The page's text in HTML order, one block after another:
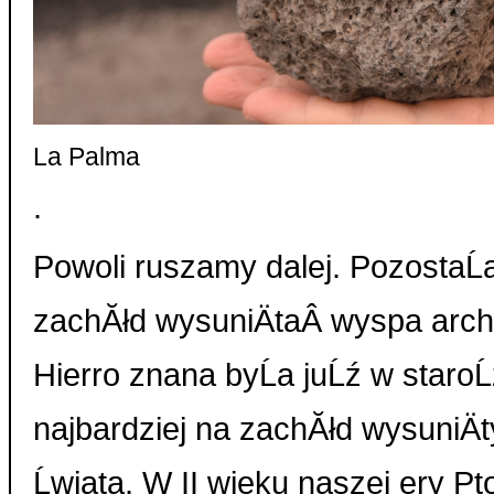
La Palma
.
Powoli ruszamy dalej.
zachĂłd wysuniÄtaÂ wyspa
Hierro znana byĹa juĹź w
najbardziej na zachĂłd
Ĺwiata. W II wieku naszej ery